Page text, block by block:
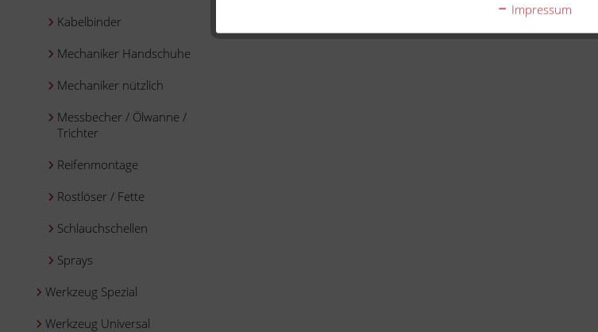
Kabelbinder
Mechaniker Handschuhe
Mechaniker nützlich
Messbecher / Ölwanne /
Trichter
Reifenmontage
Rostlöser / Fette
Schlauchschellen
Sprays
Werkzeug Spezial
Werkzeug Universal
Impressum